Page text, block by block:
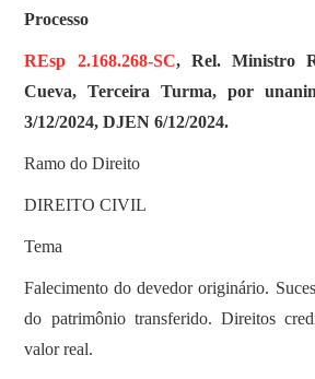
Processo
REsp 2.168.268-SC, Rel. Ministro
Cueva, Terceira Turma, por
3/12/2024, DJEN 6/12/2024.
Ramo do Direito
DIREITO CIVIL
Tema
Falecimento do devedor originário.
do patrimônio transferido. Direitos
valor real.